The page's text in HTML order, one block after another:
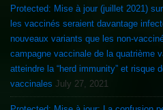
Protected: Mise à jour (juillet 2021)
les vaccinés seraient davantage
nouveaux variants que les non-
campagne vaccinale de la quatrième
atteindre la “herd immunity” et risque
vaccinales July 27, 2021